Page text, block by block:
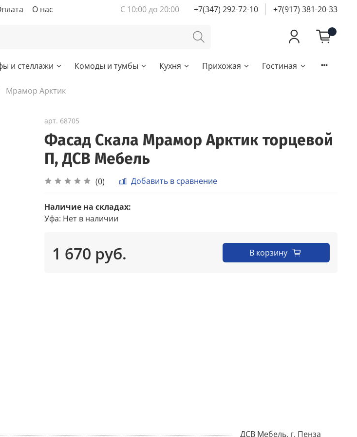
О нас С 10:00 до 20:00 +7(347) 292-72-10 +7(917) 381-20-33
и стеллажи Комоды и тумбы Кухня Прихожая Гостиная
Мрамор Арктик
арт. 68705
Фасад Скала Мрамор Арктик торцевой
П, ДСВ Мебель
(0) Добавить в сравнение
Наличие на складах:
Уфа: Нет в наличии
1 670 руб. В корзину
ДСВ Мебель, г. Пенза